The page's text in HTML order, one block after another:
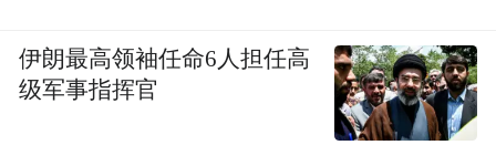
伊朗最高领袖任命6人担任高
级军事指挥官